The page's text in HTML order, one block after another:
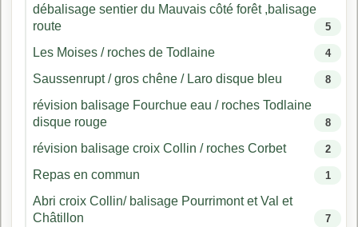
débalisage sentier du Mauvais côté forêt ,balisage
route
5
Les Moises / roches de Todlaine 4
Saussenrupt / gros chêne / Laro disque bleu 8
révision balisage Fourchue eau / roches Todlaine
disque rouge
8
révision balisage croix Collin / roches Corbet 2
Repas en commun 1
Abri croix Collin/ balisage Pourrimont et Val et
Châtillon
7